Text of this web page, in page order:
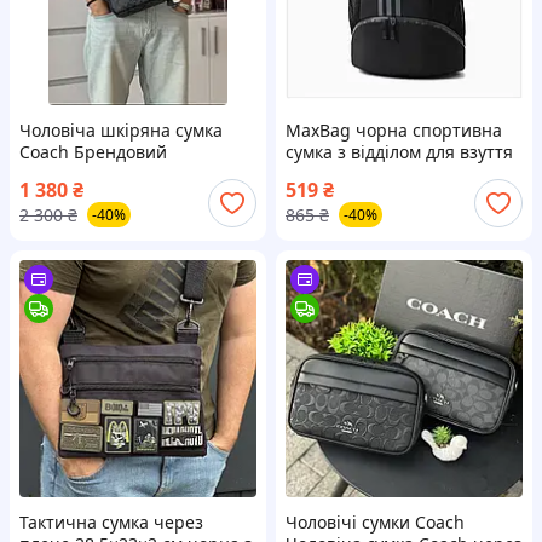
Чоловіча шкіряна сумка
Coach Брендовий
Coach чоловіча шкіряний
месенджер і сумка сoach
1 380₴
2 300 ₴ -40%
MaxBag чорна спортивна
сумка з відділом для взуття
519₴
865 ₴ -40%
Тактична сумка через
Чоловічі сумки Coach